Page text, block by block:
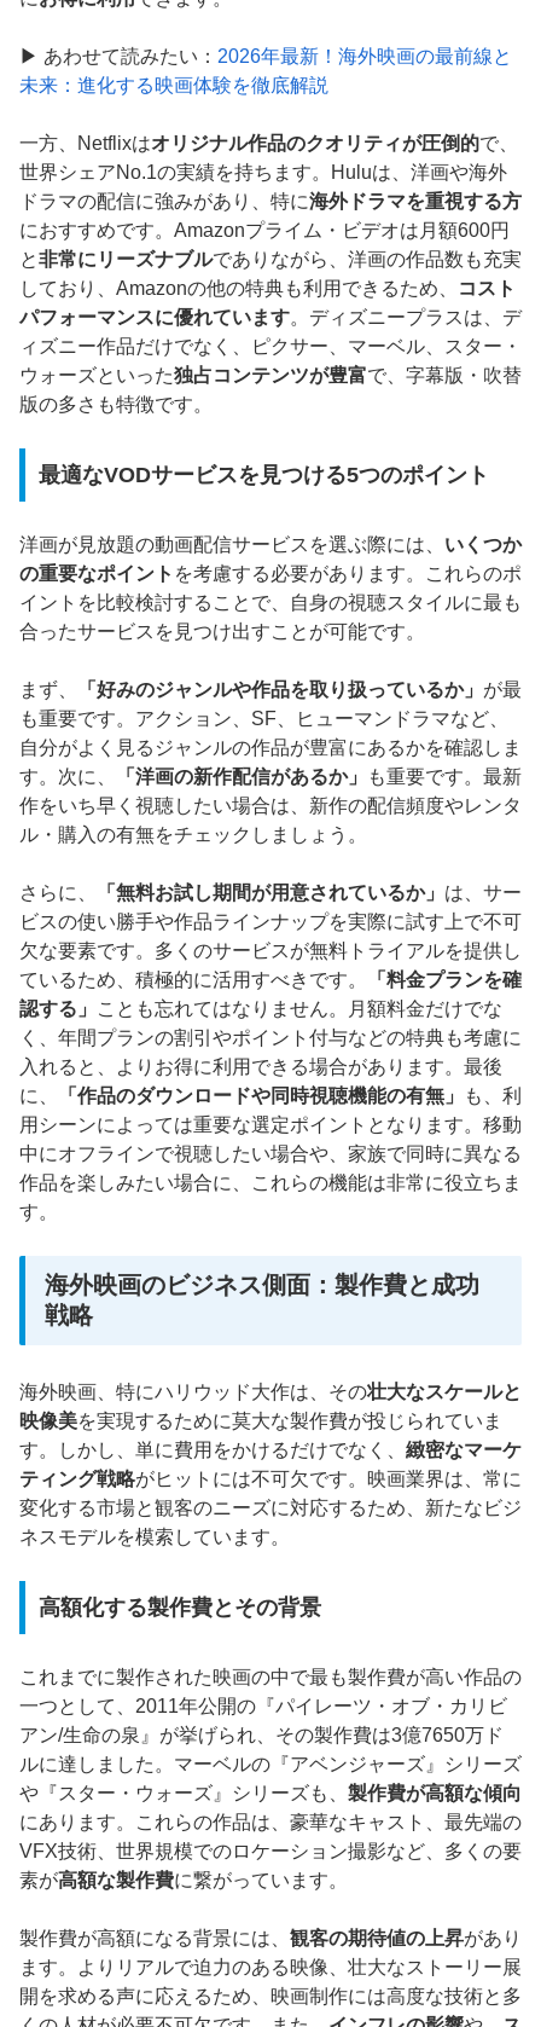
▶ あわせて読みたい： 2026年最新！海外映画の最前線と
未来：進化する映画体験を徹底解説
一方、Netflixはオリジナル作品のクオリティが圧倒的で、
世界シェアNo.1の実績を持ちます。Huluは、洋画や海外
ドラマの配信に強みがあり、特に海外ドラマを重視する方
におすすめです。Amazonプライム・ビデオは月額600円
と非常にリーズナブルでありながら、洋画の作品数も充実
しており、Amazonの他の特典も利用できるため、
コスト
パフォーマンスに優れています。ディズニープラスは、デ
ィズニー作品だけでなく、ピクサー、マーベル、スター・
ウォーズといった独占コンテンツが豊富で、字幕版・吹替
版の多さも特徴です。
最適なVODサービスを見つける5つのポイント
洋画が見放題の動画配信サービスを選ぶ際には、 いくつか
の重要なポイント を考慮する必要があります。これらのポ
イントを比較検討することで、自身の視聴スタイルに最も
合ったサービスを見つけ出すことが可能です。
まず、 「好みのジャンルや作品を取り扱っているか」 が最
も重要です。アクション、SF、ヒューマンドラマなど、
自分がよく見るジャンルの作品が豊富にあるかを確認しま
す。次に、
「洋画の新作配信があるか」
も重要です。最新
作をいち早く視聴したい場合は、新作の配信頻度やレンタ
ル・購入の有無をチェックしましょう。
さらに、 「無料お試し期間が用意されているか」 は、サー
ビスの使い勝手や作品ラインナップを実際に試す上で不可
欠な要素です。多くのサービスが無料トライアルを提供し
ているため、積極的に活用すべきです。
「料金プランを確
認する」
ことも忘れてはなりません。月額料金だけでな
く、年間プランの割引やポイント付与などの特典も考慮に
入れると、よりお得に利用できる場合があります。最後
に、
「作品のダウンロードや同時視聴機能の有無」
も、利
用シーンによっては重要な選定ポイントとなります。移動
中にオフラインで視聴したい場合や、家族で同時に異なる
作品を楽しみたい場合に、これらの機能は非常に役立ちま
す。
海外映画のビジネス側面：製作費と成功
戦略
海外映画、特にハリウッド大作は、その壮大なスケールと
映像美を実現するために莫大な製作費が投じられていま
す。しかし、単に費用をかけるだけでなく、 緻密なマーケ
ティング戦略がヒットには不可欠です。映画業界は、常に
変化する市場と観客のニーズに対応するため、新たなビジ
ネスモデルを模索しています。
高額化する製作費とその背景
これまでに製作された映画の中で最も製作費が高い作品の
一つとして、2011年公開の『パイレーツ・オブ・カリビ
アン/生命の泉』が挙げられ、その製作費は3億7650万ド
ルに達しました。マーベルの『アベンジャーズ』シリーズ
や『スター・ウォーズ』シリーズも、 製作費が高額な傾向
にあります。これらの作品は、豪華なキャスト、最先端の
VFX技術、世界規模でのロケーション撮影など、多くの要
素が高額な製作費に繋がっています。
製作費が高額になる背景には、 観客の期待値の上昇があり
ます。よりリアルで迫力のある映像、壮大なストーリー展
開を求める声に応えるため、映画制作には高度な技術と多